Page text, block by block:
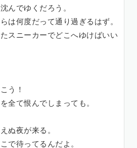
んでゆくだろう。
は何度だって通り過ぎるはず。
スニーカーでどこへゆけばいい
う！
全て恨んでしまっても。
ぬ夜が来る。
で待ってるんだよ。